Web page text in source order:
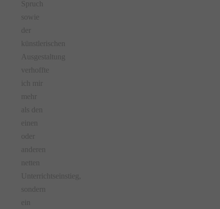
Spruch
sowie
der
künstlerischen
Ausgestaltung
verhoffte
ich mir
mehr
als den
einen
oder
anderen
netten
Unterrichtseinstieg,
sondern
ein